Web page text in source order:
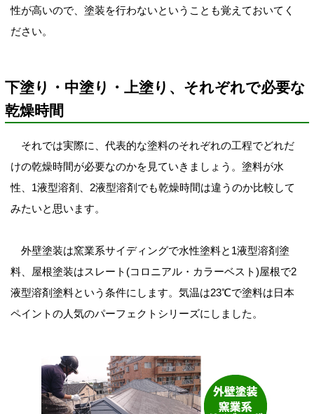
性が高いので、塗装を行わないということも覚えておいてく
ださい。
下塗り・中塗り・上塗り、それぞれで必要な
乾燥時間
それでは実際に、代表的な塗料のそれぞれの工程でどれだ
けの乾燥時間が必要なのかを見ていきましょう。塗料が水
性、1液型溶剤、2液型溶剤でも乾燥時間は違うのか比較して
みたいと思います。
外壁塗装は窯業系サイディングで水性塗料と1液型溶剤塗
料、屋根塗装はスレート(コロニアル・カラーベスト)屋根で2
液型溶剤塗料という条件にします。 気温は23℃で塗料は日本
ペイントの人気のパーフェクトシリーズにしました。